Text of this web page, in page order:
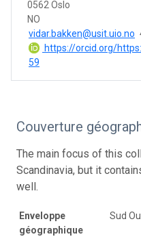
0562 Oslo
NO
vidar.bakken@usit.uio.no
https://orcid.org/
59
Couverture
The main focus of this
Scandinavia, but it
well.
Enveloppe
géographique
Sud